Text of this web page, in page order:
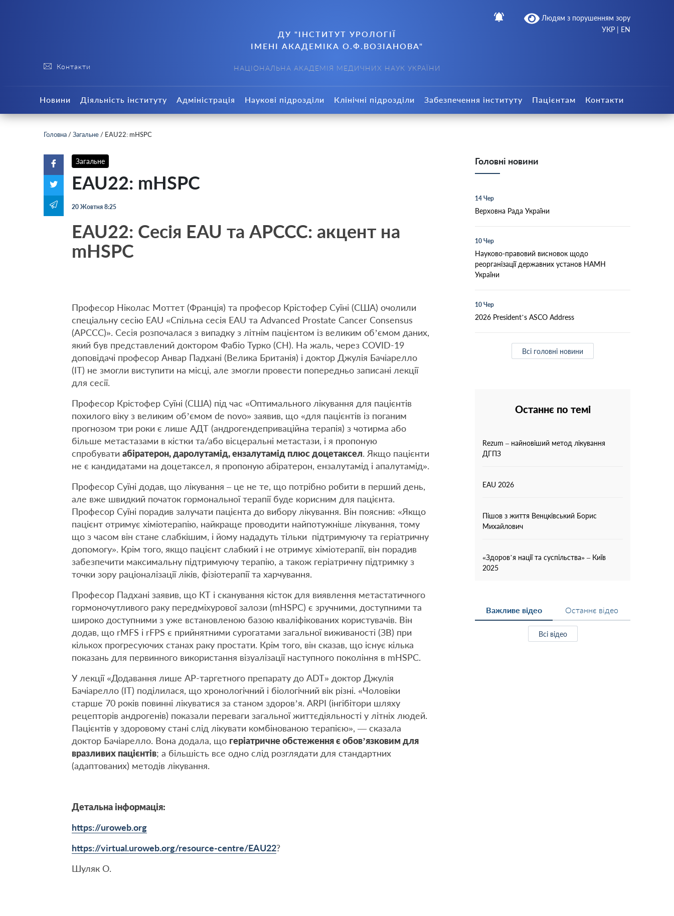
Людям з порушенням зору
Контакти
ДУ "ІНСТИТУТ УРОЛОГІЇ
ІМЕНІ АКАДЕМІКА О.Ф.ВОЗІАНОВА"
НАЦІОНАЛЬНА АКАДЕМІЯ МЕДИЧНИХ НАУК УКРАЇНИ
УКР | EN
Новини Діяльність інституту Адміністрація Наукові підрозділи Клінічні підрозділи Забезпечення інституту Пацієнтам Контакти
Головна /Загальне / EAU22: mHSPC
Загальне
EAU22: mHSPC
20 Жовтня 8:25
EAU22: Сесія EAU та APCCC: акцент на
mHSPC
Професор Ніколас Моттет (Франція) та професор Крістофер Суїні (США) очолили
спеціальну сесію EAU «Спільна сесія EAU та Advanced Prostate Cancer Consensus
(APCCC)». Сесія розпочалася з випадку з літнім пацієнтом із великим об’ємом даних,
який був представлений доктором Фабіо Турко (CH). На жаль, через COVID-19
доповідачі професор Анвар Падхані (Велика Британія) і доктор Джулія Бачіарелло
(ІТ) не змогли виступити на місці, але змогли провести попередньо записані лекції
для сесії.
Професор Крістофер Суїні (США) під час «Оптимального лікування для пацієнтів
похилого віку з великим об’ємом de novo» заявив, що «для пацієнтів із поганим
прогнозом три роки є лише АДТ (андрогендеприваційна терапія) з чотирма або
більше метастазами в кістки та/або вісцеральні метастази, і я пропоную
спробувати абіратерон, даролутамід, ензалутамід плюс доцетаксел. Якщо пацієнти
не є кандидатами на доцетаксел, я пропоную абіратерон, ензалутамід і апалутамід».
Професор Суїні додав, що лікування – це не те, що потрібно робити в перший день,
але вже швидкий початок гормональної терапії буде корисним для пацієнта.
Професор Суїні порадив залучати пацієнта до вибору лікування. Він пояснив: «Якщо
пацієнт отримує хіміотерапію, найкраще проводити найпотужніше лікування, тому
що з часом він стане слабкішим, і йому нададуть тільки підтримуючу та геріатричну
допомогу». Крім того, якщо пацієнт слабкий і не отримує хіміотерапії, він порадив
забезпечити максимальну підтримуючу терапію, а також геріатричну підтримку з
точки зору раціоналізації ліків, фізіотерапії та харчування.
Професор Падхані заявив, що КТ і сканування кісток для виявлення метастатичного
гормоночутливого раку передміхурової залози (mHSPC) є зручними, доступними та
широко доступними з уже встановленою базою кваліфікованих користувачів. Він
додав, що rMFS і rFPS є прийнятними сурогатами загальної виживаності (ЗВ) при
кількох прогресуючих станах раку простати. Крім того, він сказав, що існує кілька
показань для первинного використання візуалізації наступного покоління в mHSPC.
У лекції «Додавання лише АР-таргетного препарату до ADT» доктор Джулія
Бачіарелло (ІТ) поділилася, що хронологічний і біологічний вік різні. «Чоловіки
старше 70 років повинні лікуватися за станом здоров’я. ARPI (інгібітори шляху
рецепторів андрогенів) показали переваги загальної життєдіяльності у літніх людей.
Пацієнтів у здоровому стані слід лікувати комбінованою терапією», — сказала
доктор Бачіарелло. Вона додала, що геріатричне обстеження є обов’язковим для
вразливих пацієнтів; а більшість все одно слід розглядати для стандартних
(адаптованих) методів лікування.
Детальна інформація:
https://uroweb.org
https://virtual.uroweb.org/resource-centre/EAU22?
Шуляк О.
Головні новини
14 Чер
Верховна Рада України
10 Чер
Науково-правовий висновок щодо
реорганізації державних установ НАМН
України
10 Чер
2026 President’s ASCO Address
Всі головні новини
Останнє по темі
Rezum – найновіший метод лікування
ДГПЗ
EAU 2026
Пішов з життя Венцківський Борис
Михайлович
«Здоров’я нації та суспільства» – Київ
2025
Важливе відео Останнє відео
Всі відео